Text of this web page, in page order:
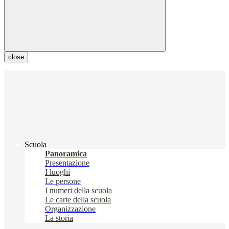
close
Scuola
Panoramica
Presentazione
I luoghi
Le persone
I numeri della scuola
Le carte della scuola
Organizzazione
La storia